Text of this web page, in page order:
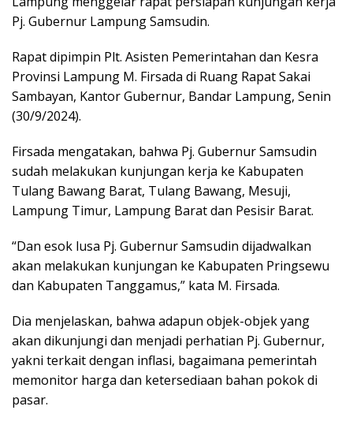
Pj. Gubernur Lampung Samsudin.
Rapat dipimpin Plt. Asisten Pemerintahan dan Kesra
Provinsi Lampung M. Firsada di Ruang Rapat Sakai
Sambayan, Kantor Gubernur, Bandar Lampung, Senin
(30/9/2024).
Firsada mengatakan, bahwa Pj. Gubernur Samsudin
sudah melakukan kunjungan kerja ke Kabupaten
Tulang Bawang Barat, Tulang Bawang, Mesuji,
Lampung Timur, Lampung Barat dan Pesisir Barat.
“Dan esok lusa Pj. Gubernur Samsudin dijadwalkan
akan melakukan kunjungan ke Kabupaten Pringsewu
dan Kabupaten Tanggamus,” kata M. Firsada.
Dia menjelaskan, bahwa adapun objek-objek yang
akan dikunjungi dan menjadi perhatian Pj. Gubernur,
yakni terkait dengan inflasi, bagaimana pemerintah
memonitor harga dan ketersediaan bahan pokok di
pasar.